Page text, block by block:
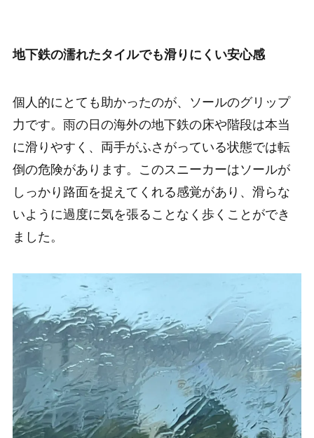
地下鉄の濡れたタイルでも滑りにくい安心感
個人的にとても助かったのが、ソールのグリップ
力です。雨の日の海外の地下鉄の床や階段は本当
に滑りやすく、両手がふさがっている状態では転
倒の危険があります。このスニーカーはソールが
しっかり路面を捉えてくれる感覚があり、滑らな
いように過度に気を張ることなく歩くことができ
ました。